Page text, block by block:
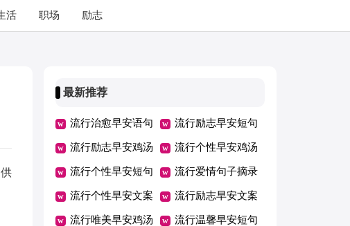
活 职场 励志
最新推荐
流行治愈早安语句 流行励志早安短句
流行励志早安鸡汤 流行个性早安鸡汤
流行个性早安短句 流行爱情句子摘录
流行个性早安文案 流行励志早安文案
流行唯美早安鸡汤 流行温馨早安短句